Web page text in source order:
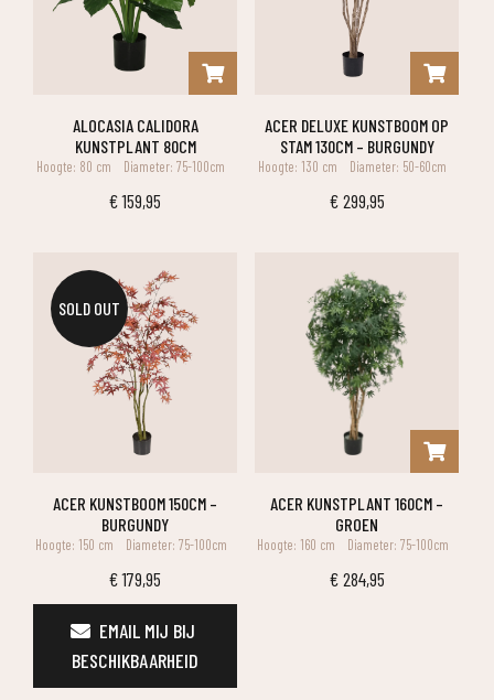
ALOCASIA CALIDORA
KUNSTPLANT 80CM
Hoogte: 80 cm Diameter: 75-100cm
€159,95
ACER DELUXE KUNSTBOOM OP
STAM 130CM – BURGUNDY
Hoogte: 130 cm Diameter: 50-60cm
€ 299,95
SOLD OUT
ACER KUNSTBOOM 150CM –
BURGUNDY
Hoogte: 150 cm Diameter: 75-100cm
€179,95
EMAIL MIJ BIJ
BESCHIKBAARHEID
ACER KUNSTPLANT 160CM –
GROEN
Hoogte: 160 cm Diameter: 75-100cm
€ 284,95